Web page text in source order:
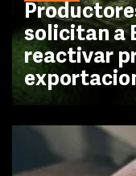
solicitan a
reactivar